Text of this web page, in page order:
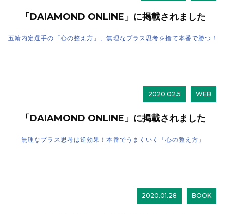
「DAIAMOND ONLINE」に掲載されました
五輪内定選手の「心の整え方」、無理なプラス思考を捨て本番で勝つ！
2020.02.5 WEB
「DAIAMOND ONLINE」に掲載されました
無理なプラス思考は逆効果！本番でうまくいく「心の整え方」
2020.01.28 BOOK